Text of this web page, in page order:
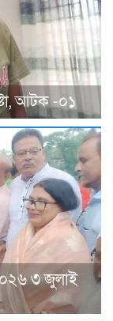
আটক -০১
৩ জুলাই